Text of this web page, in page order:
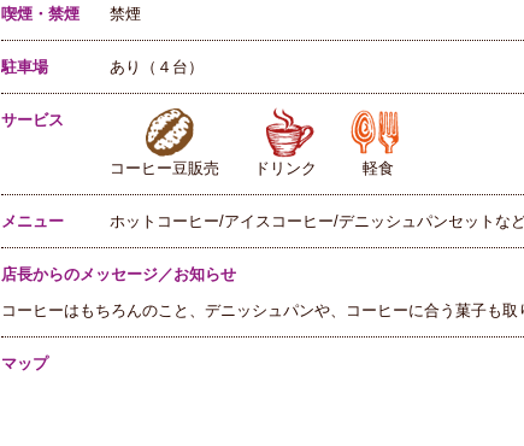
喫煙・禁煙 禁煙
駐車場 あり（４台）
サービス
コーヒー豆販売 ドリンク 軽食
メニュー ホットコーヒー/アイスコーヒー/デニッシュパンセットな
店長からのメッセージ／お知らせ
コーヒーはもちろんのこと、デニッシュパンや、コーヒーに合う菓子も取
マップ